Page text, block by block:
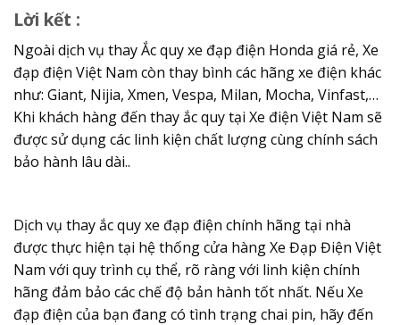
Lời kết :
Ngoài dịch vụ thay Ắc quy xe đạp điện Honda giá rẻ, Xe
đạp điện Việt Nam còn thay bình các hãng xe điện khác
như: Giant, Nijia, Xmen, Vespa, Milan, Mocha, Vinfast,…
Khi khách hàng đến thay ắc quy tại Xe điện Việt Nam sẽ
được sử dụng các linh kiện chất lượng cùng chính sách
bảo hành lâu dài..
Dịch vụ thay ắc quy xe đạp điện chính hãng tại nhà
được thực hiện tại hệ thống cửa hàng Xe Đạp Điện Việt
Nam với quy trình cụ thể, rõ ràng với linh kiện chính
hãng đảm bảo các chế độ bản hành tốt nhất. Nếu Xe
đạp điện của bạn đang có tình trạng chai pin, hãy đến